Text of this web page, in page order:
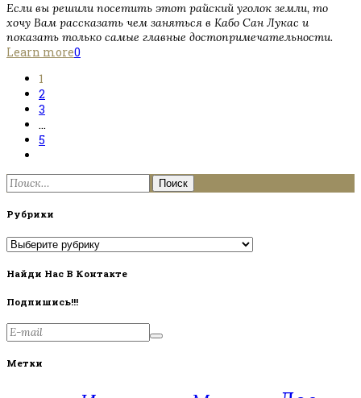
Если вы решили посетить этот райский уголок земли, то
хочу Вам рассказать чем заняться в Кабо Сан Лукас и
показать только самые главные достопримечательности.
Learn more0
1
2
3
…
5
Найти:
Рубрики
Рубрики
Найди Нас В Контакте
Подпишись!!!
Метки